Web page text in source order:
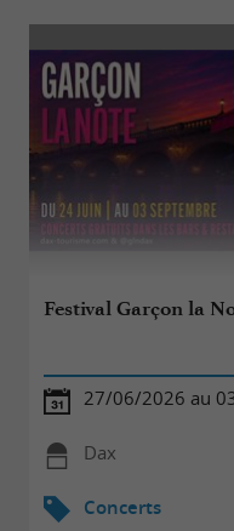
Festival Garçon la
27/06/2026 au
Dax
Concerts